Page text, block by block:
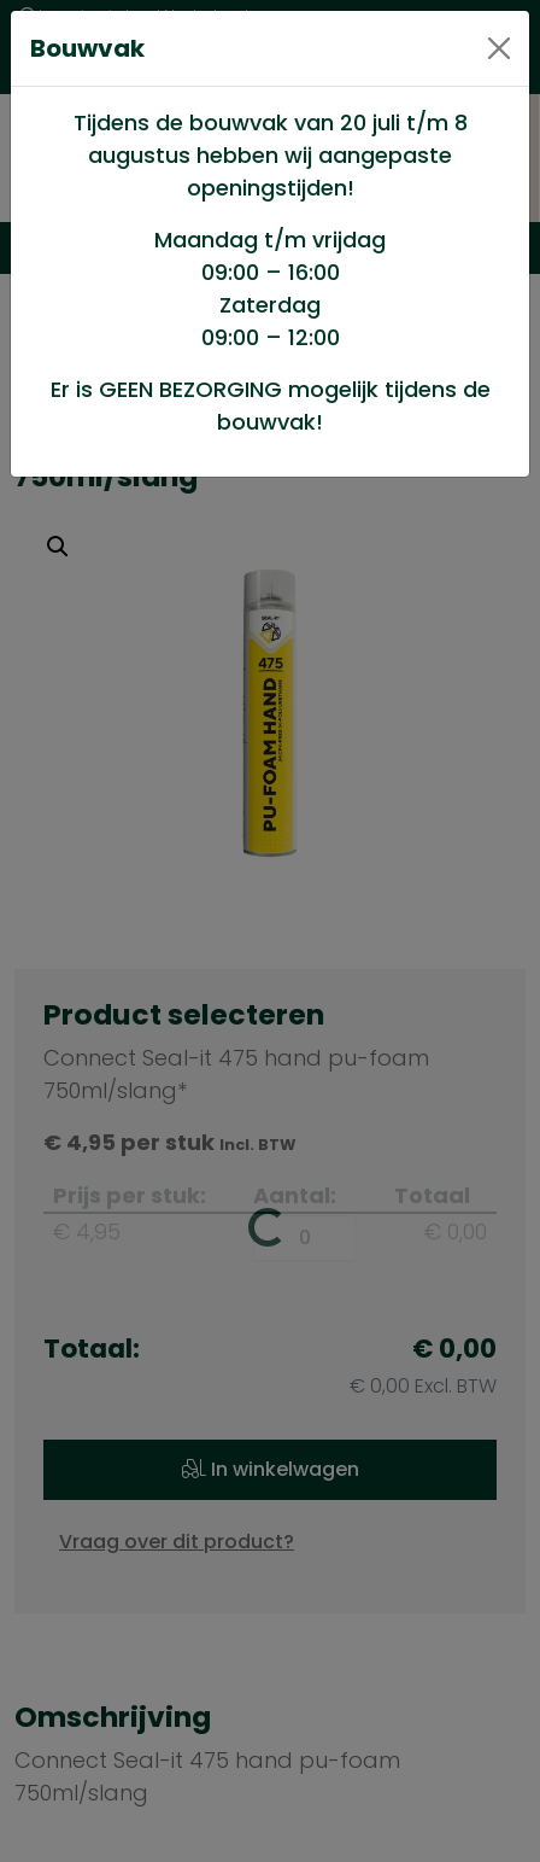
Levering in heel Nederland
Goede kwaliteitsproducten met een eerlijke prijs
Acties
Connect Seal-it 475 hand pu-foam 750ml/slang*
Connect Seal-it 475 hand pu-foam
750ml/slang*
Product selecteren
Connect Seal-it 475 hand pu-foam
750ml/slang*
€ 4,95 per stuk Incl. BTW
Prijs per stuk: Aantal:
Totaal
€ 4,95
€ 0,00
Totaal: € 0,00
€ 0,00 Excl. BTW
In winkelwagen
Vraag over dit product?
Omschrijving
Connect Seal-it 475 hand pu-foam
750ml/slang
Bouwvak
Tijdens de bouwvak van 20 juli t/m 8
augustus hebben wij aangepaste
openingstijden!
Maandag t/m vrijdag
09:00 – 16:00
Zaterdag
09:00 – 12:00
Er is GEEN BEZORGING mogelijk tijdens de
bouwvak!